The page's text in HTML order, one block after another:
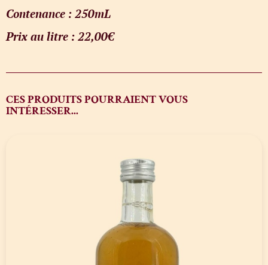
Contenance : 250mL
Prix au litre : 22,00€
CES PRODUITS POURRAIENT VOUS
INTÉRESSER...